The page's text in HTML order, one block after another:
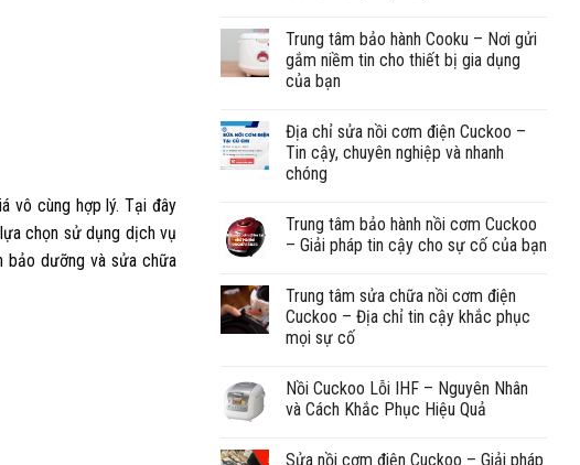
vô cùng hợp lý. Tại đây
chọn sử dụng dịch vụ
bảo dưỡng và sửa chữa
Trung tâm bảo hành Cooku – Nơi gửi
gắm niềm tin cho thiết bị gia dụng
của bạn
Địa chỉ sửa nồi cơm điện Cuckoo –
Tin cậy, chuyên nghiệp và nhanh
chóng
Trung tâm bảo hành nồi cơm Cuckoo
– Giải pháp tin cậy cho sự cố của bạn
Trung tâm sửa chữa nồi cơm điện
Cuckoo – Địa chỉ tin cậy khắc phục
mọi sự cố
Nồi Cuckoo Lỗi IHF – Nguyên Nhân
và Cách Khắc Phục Hiệu Quả
Sửa nồi cơm điện Cuckoo – Giải pháp